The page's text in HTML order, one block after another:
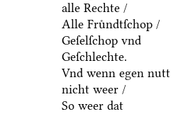
alle Rechte /
Alle Fruͤndtſchop /
Geſelſchop vnd
Geſchlechte.
Vnd wenn egen nutt
nicht weer /
So weer dat